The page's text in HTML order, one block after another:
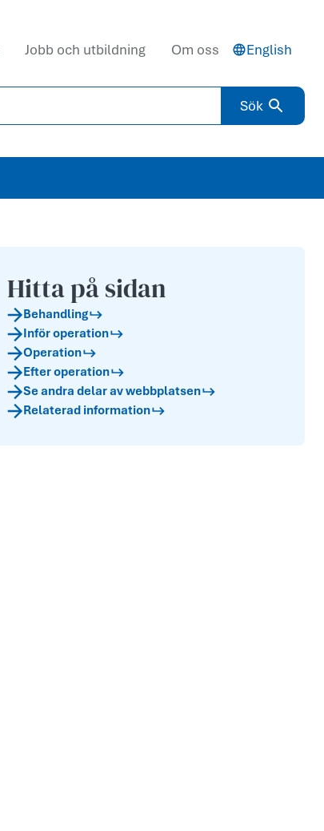
Jobb och utbildning Om oss English
Sök
Hitta på sidan
Behandling
Inför operation
Operation
Efter operation
Se andra delar av webbplatsen
Relaterad information